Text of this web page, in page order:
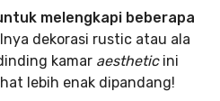
melengkapi beberapa
dekorasi rustic atau ala
kamar aesthetic ini
lebih enak dipandang!